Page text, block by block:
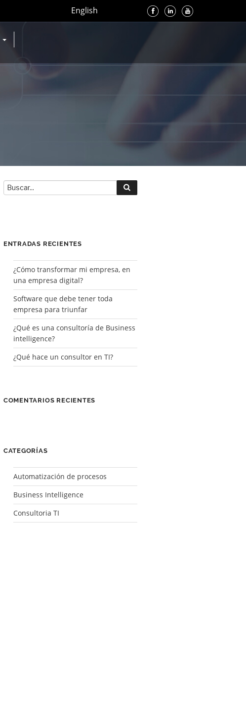
English
Buscar
por:
ENTRADAS RECIENTES
¿Cómo transformar mi empresa, en
una empresa digital?
Software que debe tener toda
empresa para triunfar
¿Qué es una consultoría de Business
intelligence?
¿Qué hace un consultor en TI?
COMENTARIOS RECIENTES
CATEGORÍAS
Automatización de procesos
Business Intelligence
Consultoria TI